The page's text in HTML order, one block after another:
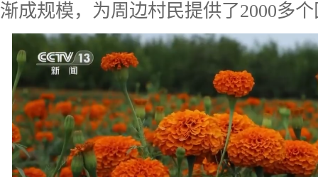
渐成规模，为周边村民提供了2000多